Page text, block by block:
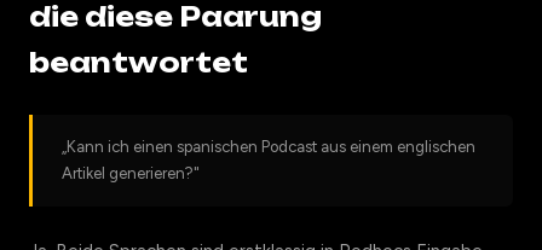
die diese Paarung
beantwortet
„Kann ich einen spanischen Podcast aus einem englischen
Artikel generieren?"